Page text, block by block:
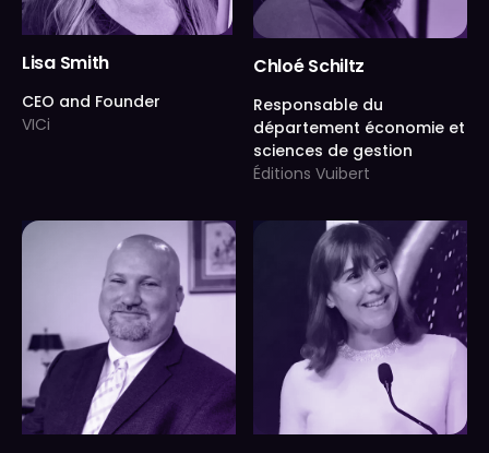
Lisa Smith
CEO and Founder
VICi
Chloé Schiltz
Responsable du
département économie et
sciences de gestion
Éditions Vuibert